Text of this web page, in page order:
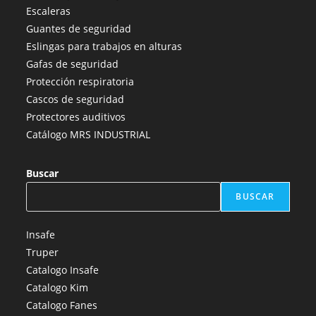
en
una
nueva
pestaña
una
nueva
pestaña
una
nueva
pestaña
nueva
Escaleras
Guantes de seguridad
Eslingas para trabajos en alturas
Gafas de seguridad
Protección respiratoria
Cascos de seguridad
Protectores auditivos
Catálogo MRS INDUSTRIAL
Buscar
BUSCAR
Insafe
Truper
Catalogo Insafe
Catalogo Kim
Catalogo Fanes